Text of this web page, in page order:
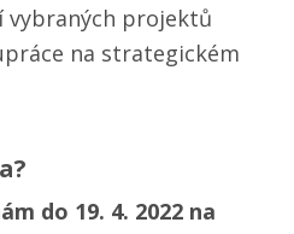
vybraných projektů
na strategickém
do 19. 4. 2022 na